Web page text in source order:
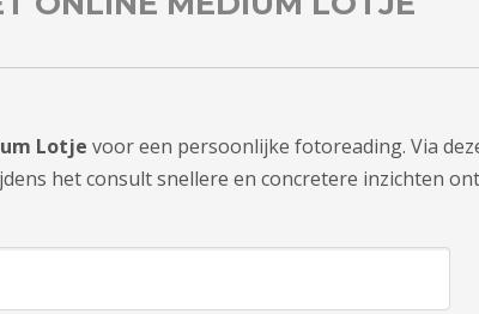
Lotje voor een persoonlijke fotoreading. Via
het consult snellere en concretere inzichten